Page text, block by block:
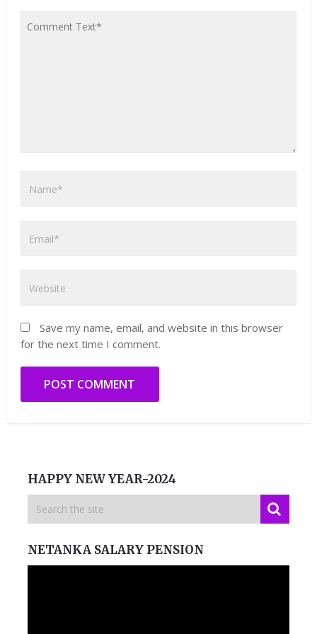
Save my name, email, and website in this browser
for the next time I comment.
HAPPY NEW YEAR-2024
NETANKA SALARY PENSION